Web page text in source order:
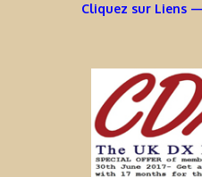
Cliquez sur Liens